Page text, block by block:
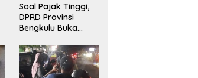
Soal Pajak Tinggi,
DPRD Provinsi
Bengkulu Buka
Pengaduan
Masyarakat